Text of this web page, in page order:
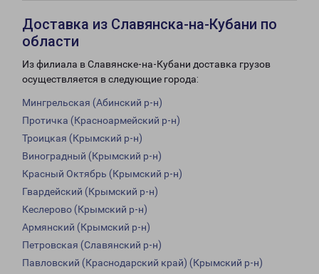
Доставка из Славянска-на-Кубани по
области
Из филиала в Славянске-на-Кубани доставка грузов
осуществляется в следующие города:
Мингрельская (Абинский р-н)
Протичка (Красноармейский р-н)
Троицкая (Крымский р-н)
Виноградный (Крымский р-н)
Красный Октябрь (Крымский р-н)
Гвардейский (Крымский р-н)
Кеслерово (Крымский р-н)
Армянский (Крымский р-н)
Петровская (Славянский р-н)
Павловский (Краснодарский край) (Крымский р-н)